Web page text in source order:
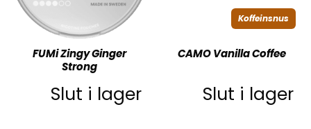
FUMi Zingy Ginger
Strong
Slut i lager
Koffeinsnus
CAMO Vanilla Coffee
Slut i lager